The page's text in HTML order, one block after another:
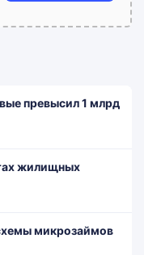
превысил 1 млрд
жилищных
микрозаймов